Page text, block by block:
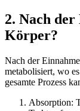
2. Nach
Körper?
Nach der
metabolisiert, wo
gesamte Prozess
Absorption: